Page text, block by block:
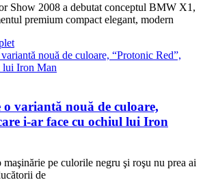
Show 2008 a debutat conceptul BMW X1,
premium compact elegant, modern
variantă nouă de culoare,
i-ar face cu ochiul lui Iron
pe culorile negru şi roşu nu prea ai
de